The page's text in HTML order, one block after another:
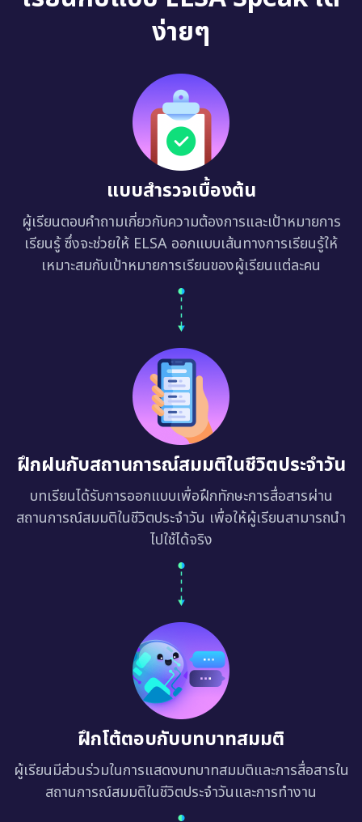
ง่ายๆ
แบบสำรวจเบื้องต้น
ผู้เรียนตอบคำถามเกี่ยวกับความต้องการและเป้าหมายการ
เรียนรู้ ซึ่งจะช่วยให้ ELSA ออกแบบเส้นทางการเรียนรู้ให้
เหมาะสมกับเป้าหมายการเรียนของผู้เรียนแต่ละคน
ฝึกฝนกับสถานการณ์สมมติในชีวิตประจำวัน
บทเรียนได้รับการออกแบบเพื่อฝึกทักษะการสื่อสารผ่าน
สถานการณ์สมมติในชีวิตประจำวัน เพื่อให้ผู้เรียนสามารถนำ
ไปใช้ได้จริง
ฝึกโต้ตอบกับบทบาทสมมติ
ผู้เรียนมีส่วนร่วมในการแสดงบทบาทสมมติและการสื่อสารใน
สถานการณ์สมมติในชีวิตประจำวันและการทำงาน